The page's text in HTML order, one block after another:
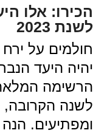
הכירו: אלו
לשנת 2023
חולמים על
יהיה היעד
הרשימה
לשנה הקרובה,
ומפתיעים.